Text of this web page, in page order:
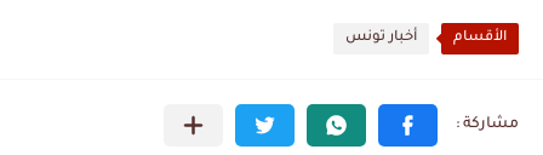
الأقسام أخبار تونس